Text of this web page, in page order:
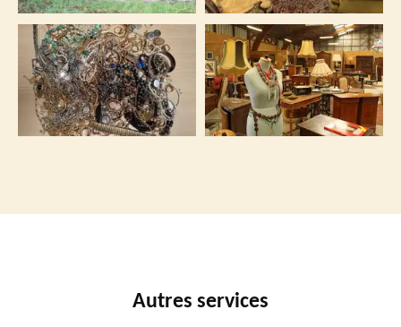
Autres services